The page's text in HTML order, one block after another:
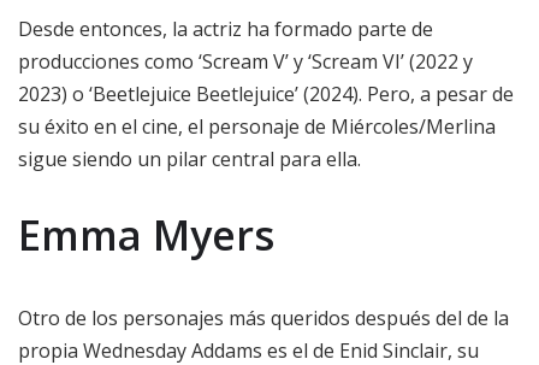
Desde entonces, la actriz ha formado parte de
producciones como ‘Scream V’ y ‘Scream VI’ (2022 y
2023) o ‘Beetlejuice Beetlejuice’ (2024). Pero, a pesar de
su éxito en el cine, el personaje de Miércoles/Merlina
sigue siendo un pilar central para ella.
Emma Myers
Otro de los personajes más queridos después del de la
propia Wednesday Addams es el de Enid Sinclair, su